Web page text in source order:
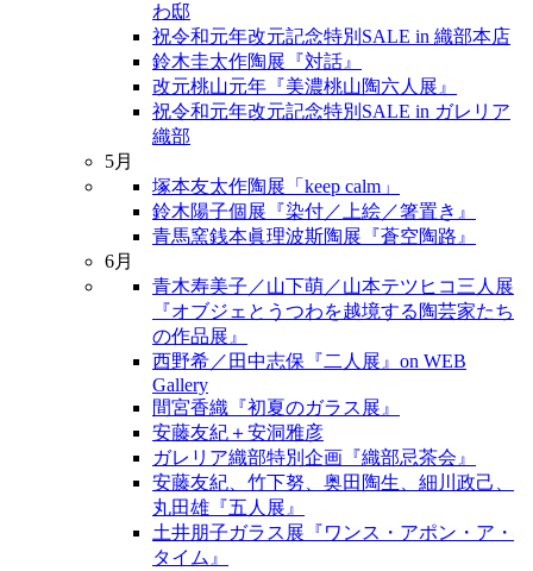
わ邸
祝令和元年改元記念特別SALE in 織部本店
鈴木圭太作陶展『対話』
改元桃山元年『美濃桃山陶六人展』
祝令和元年改元記念特別SALE in ガレリア
織部
5月
塚本友太作陶展「keep calm」
鈴木陽子個展『染付／上絵／箸置き』
青馬窯銭本眞理波斯陶展『蒼空陶路』
6月
青木寿美子／山下萌／山本テツヒコ三人展
『オブジェとうつわを越境する陶芸家たち
の作品展』
西野希／田中志保『二人展』on WEB
Gallery
間宮香織『初夏のガラス展』
安藤友紀＋安洞雅彦
ガレリア織部特別企画『織部忌茶会』
安藤友紀、竹下努、奥田陶生、細川政己、
丸田雄『五人展』
土井朋子ガラス展『ワンス・アポン・ア・
タイム』